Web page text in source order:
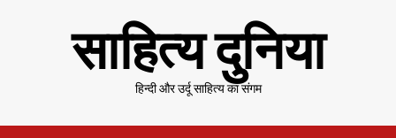
साहित्य दुनिया
हिन्दी और उर्दू साहित्य का संगम